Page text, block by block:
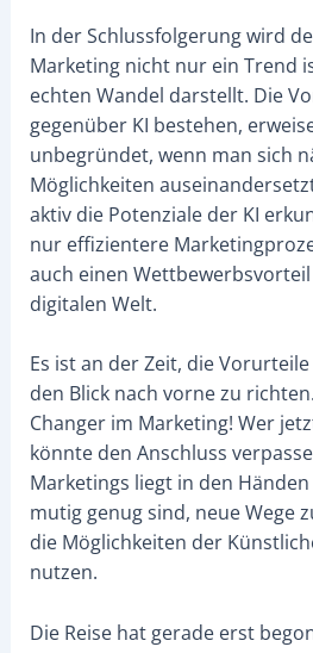
In der Schlussfolgerung wird
Marketing nicht nur ein Trend
echten Wandel darstellt. Die
gegenüber KI bestehen,
unbegründet, wenn man sich
Möglichkeiten
aktiv die Potenziale der KI
nur effizientere
auch einen
digitalen Welt.
Es ist an der Zeit, die
den Blick nach vorne zu
Changer im Marketing! Wer
könnte den Anschluss
Marketings liegt in den
mutig genug sind, neue Wege
die Möglichkeiten der
nutzen.
Die Reise hat gerade erst